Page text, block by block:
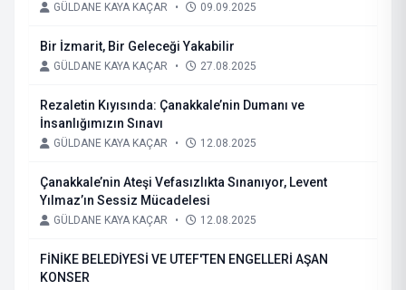
GÜLDANE KAYA KAÇAR • 09.09.2025
Bir İzmarit, Bir Geleceği Yakabilir
GÜLDANE KAYA KAÇAR • 27.08.2025
Rezaletin Kıyısında: Çanakkale’nin Dumanı ve
İnsanlığımızın Sınavı
GÜLDANE KAYA KAÇAR • 12.08.2025
Çanakkale’nin Ateşi Vefasızlıkta Sınanıyor, Levent
Yılmaz’ın Sessiz Mücadelesi
GÜLDANE KAYA KAÇAR • 12.08.2025
FİNİKE BELEDİYESİ VE UTEF'TEN ENGELLERİ AŞAN
KONSER